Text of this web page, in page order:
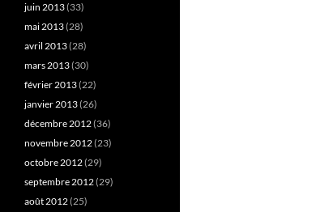
juin 2013(33)
mai 2013(28)
avril 2013(28)
mars 2013(30)
février 2013(22)
janvier 2013(26)
décembre 2012(36)
novembre 2012(23)
octobre 2012(29)
septembre 2012(29)
août 2012(25)